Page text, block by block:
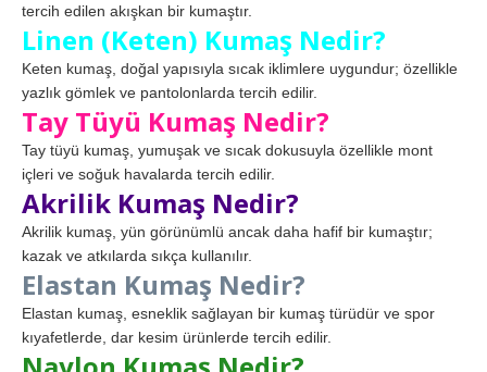
tercih edilen akışkan bir kumaştır.
Linen (Keten) Kumaş Nedir?
Keten kumaş, doğal yapısıyla sıcak iklimlere uygundur; özellikle
yazlık gömlek ve pantolonlarda tercih edilir.
Tay Tüyü Kumaş Nedir?
Tay tüyü kumaş, yumuşak ve sıcak dokusuyla özellikle mont
içleri ve soğuk havalarda tercih edilir.
Akrilik Kumaş Nedir?
Akrilik kumaş, yün görünümlü ancak daha hafif bir kumaştır;
kazak ve atkılarda sıkça kullanılır.
Elastan Kumaş Nedir?
Elastan kumaş, esneklik sağlayan bir kumaş türüdür ve spor
kıyafetlerde, dar kesim ürünlerde tercih edilir.